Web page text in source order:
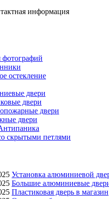
информация
фотографий
остекление
двери
двери
двери
двери
скрытыми петлями
Установка алюминиевой
Большие алюминиевые
Пластиковая дверь в магазин